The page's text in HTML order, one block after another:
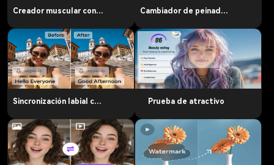
Creador muscular con IA Cambiador de peinados con IA
Sincronización labial con IA Prueba de atractivo